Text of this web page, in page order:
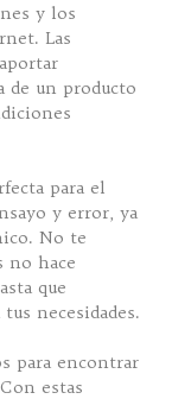
y los
Las
de un producto
para el
y error, ya
No te
no hace
que
necesidades.
para encontrar
Con estas